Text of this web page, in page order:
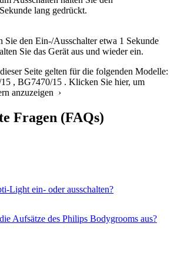
lang gedrückt.
Sie den Ein-/Ausschalter etwa 1 Sekunde
Sie das Gerät aus und wieder ein.
Seite gelten für die folgenden Modelle:
, BG7470/15 . Klicken Sie hier, um
anzuzeigen ›
Fragen (FAQs)
Light ein- oder ausschalten?
Aufsätze des Philips Bodygrooms aus?